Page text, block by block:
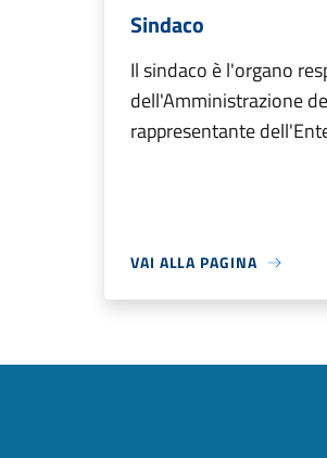
Sindaco
Il sindaco è l'organo
dell'Amministrazione
rappresentante
VAI ALLA PAGINA